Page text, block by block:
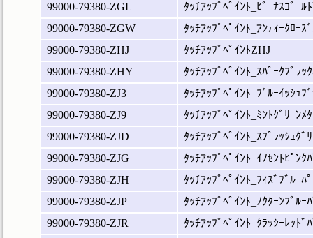
99000-79380-ZGL
ﾀｯﾁｱｯﾌﾟﾍﾟｲﾝﾄ_ﾋﾞｰﾅｽｺﾞｰﾙ
99000-79380-ZGW
ﾀｯﾁｱｯﾌﾟﾍﾟｲﾝﾄ_ｱﾝﾃｨｰｸﾛｰｽ
99000-79380-ZHJ
ﾀｯﾁｱｯﾌﾟﾍﾟｲﾝﾄZHJ
99000-79380-ZHY
ﾀｯﾁｱｯﾌﾟﾍﾟｲﾝﾄ_ｽﾊﾟｰｸﾌﾞﾗｯ
99000-79380-ZJ3
ﾀｯﾁｱｯﾌﾟﾍﾟｲﾝﾄ_ﾌﾞﾙｰｲｯｼｭﾌ
99000-79380-ZJ9
ﾀｯﾁｱｯﾌﾟﾍﾟｲﾝﾄ_ﾐﾝﾄｸﾞﾘｰﾝﾒ
99000-79380-ZJD
ﾀｯﾁｱｯﾌﾟﾍﾟｲﾝﾄ_ｽﾌﾟﾗｯｼｭｸﾞ
99000-79380-ZJG
ﾀｯﾁｱｯﾌﾟﾍﾟｲﾝﾄ_ｲﾉｾﾝﾄﾋﾟﾝｸ
99000-79380-ZJH
ﾀｯﾁｱｯﾌﾟﾍﾟｲﾝﾄ_ﾌｨｽﾞﾌﾞﾙｰﾊ
99000-79380-ZJP
ﾀｯﾁｱｯﾌﾟﾍﾟｲﾝﾄ_ﾉｸﾀｰﾝﾌﾞﾙｰ
99000-79380-ZJR
ﾀｯﾁｱｯﾌﾟﾍﾟｲﾝﾄ_ｸﾗｯｼｰﾚｯﾄﾞ